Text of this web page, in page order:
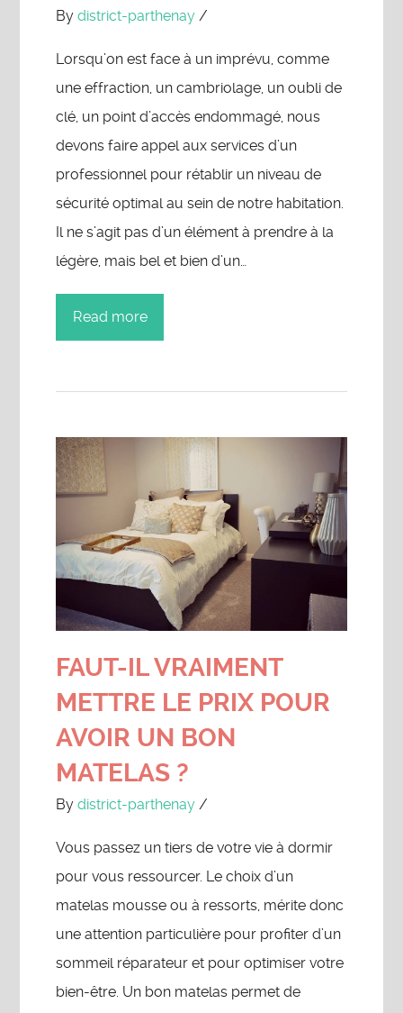
Bydistrict-parthenay /
Lorsqu’on est face à un imprévu, comme
une effraction, un cambriolage, un oubli de
clé, un point d’accès endommagé, nous
devons faire appel aux services d’un
professionnel pour rétablir un niveau de
sécurité optimal au sein de notre habitation.
Il ne s’agit pas d’un élément à prendre à la
légère, mais bel et bien d’un…
Read more
FAUT-IL VRAIMENT
METTRE LE PRIX POUR
AVOIR UN BON
MATELAS ?
Bydistrict-parthenay /
Vous passez un tiers de votre vie à dormir
pour vous ressourcer. Le choix d’un
matelas mousse ou à ressorts, mérite donc
une attention particulière pour profiter d’un
sommeil réparateur et pour optimiser votre
bien-être. Un bon matelas permet de